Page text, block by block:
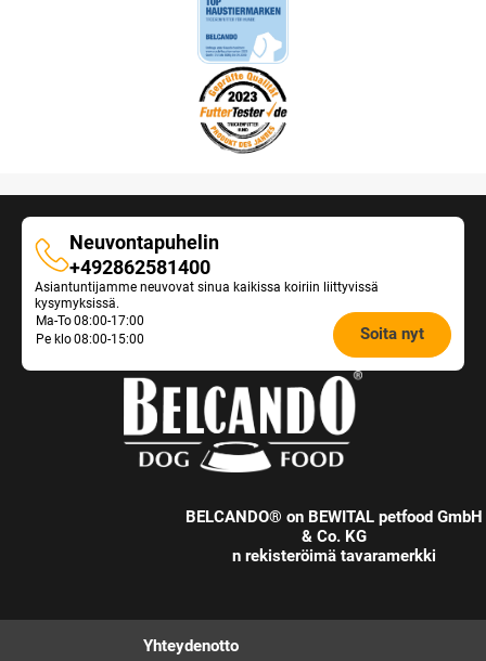
Neuvontapuhelin
Neuvontapuhelin
+492862581400
Asiantuntijamme neuvovat sinua kaikissa koiriin liittyvissä
kysymyksissä.
Opening
Ma-To08:00-17:00
Pe klo08:00-15:00 Soita nyt
BELCANDO® on BEWITAL petfood GmbH
& Co. KG
n rekisteröimä tavaramerkki
Yhteydenotto